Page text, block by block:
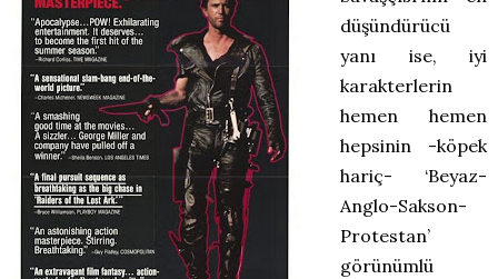
düşündürücü
yanı ise, iyi
karakterlerin
hemen hemen
hepsinin -köpek
hariç- ‘Beyaz-
Anglo-Sakson-
Protestan’
görünümlü